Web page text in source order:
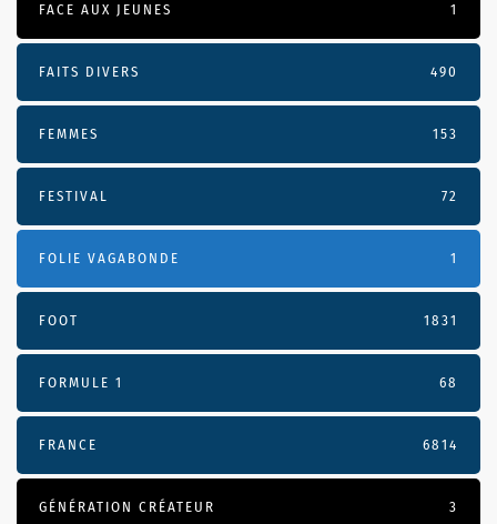
FACE AUX JEUNES 1
FAITS DIVERS 490
FEMMES 153
FESTIVAL 72
FOLIE VAGABONDE 1
FOOT 1831
FORMULE 1 68
FRANCE 6814
GÉNÉRATION CRÉATEUR 3